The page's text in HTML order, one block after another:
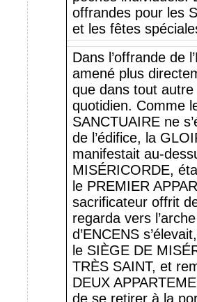
offrandes pour les
et les fêtes
Dans l’offrande de
amené plus
que dans tout
quotidien. Comme
SANCTUAIRE ne
de l’édifice, la
manifestait au-
MISÉRICORDE,
le PREMIER
sacrificateur offrit
regarda vers
d’ENCENS
le SIÈGE DE
TRÈS SAINT, et
DEUX
de se retirer à la